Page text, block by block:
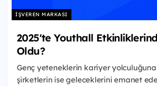
İŞVEREN MARKASI
2025'te Youthall
Oldu?
Genç yeteneklerin kariyer
şirketlerin ise geleceklerini emanet